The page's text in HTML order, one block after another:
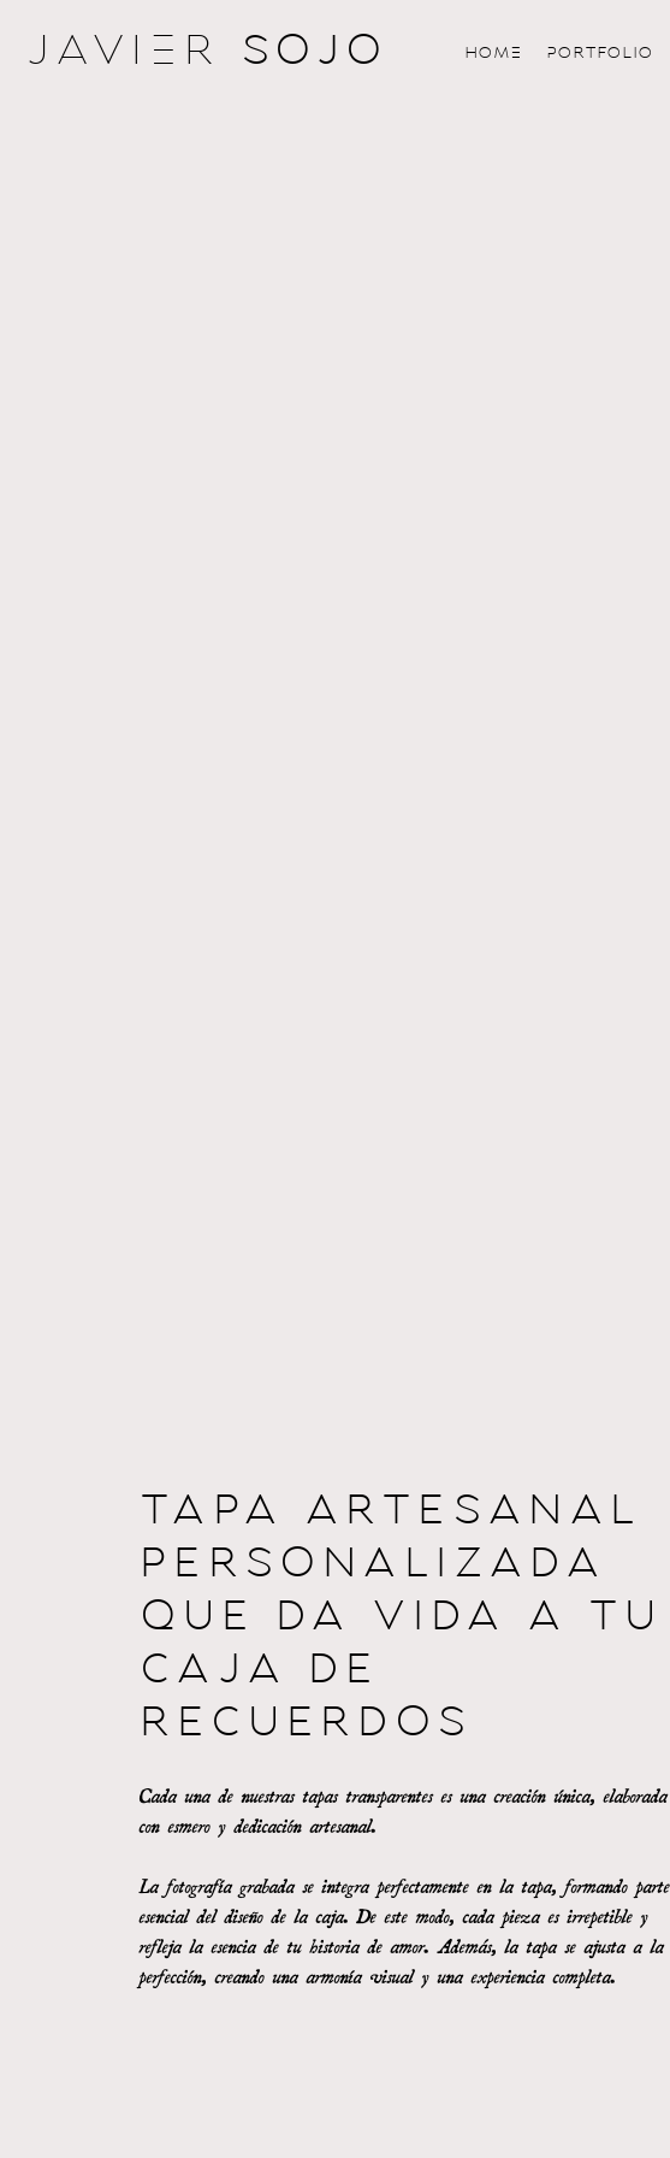
JAVIeR SOJO HOMe pORTFOLIO
TAPA ARTESANAL
PERSONALIZADA
QUE DA VIDA A TU
CAJA DE
RECUERDOS
Cada una de nuestras tapas transparentes es una creación única, elaborada
con esmero y dedicación artesanal.
La fotografía grabada se integra perfectamente en la tapa, formando parte
esencial del diseño de la caja. De este modo, cada pieza es irrepetible y
refleja la esencia de tu historia de amor. Además, la tapa se ajusta a la
perfección, creando una armonía visual y una experiencia completa.